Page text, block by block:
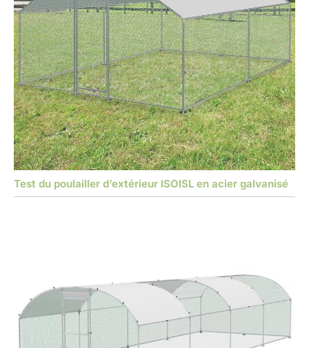
Test du poulailler d’extérieur ISOISL en acier galvanisé